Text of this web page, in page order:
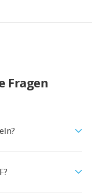
Fragen